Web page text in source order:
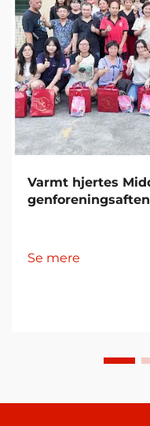
Varmt hjertes
genforeningsaften
Se mere